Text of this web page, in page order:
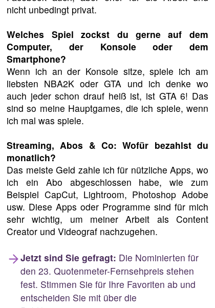
nicht unbedingt privat.
Welches Spiel zockst du gerne auf dem
Computer, der Konsole oder dem
Smartphone?
Wenn ich an der Konsole sitze, spiele ich am
liebsten NBA2K oder GTA und ich denke wo
auch jeder schon drauf heiß ist, ist GTA 6! Das
sind so meine Hauptgames, die ich spiele, wenn
ich mal was spiele.
Streaming, Abos & Co: Wofür bezahlst du
monatlich?
Das meiste Geld zahle ich für nützliche Apps, wo
ich ein Abo abgeschlossen habe, wie zum
Beispiel CapCut, Lightroom, Photoshop Adobe
usw. Diese Apps oder Programme sind für mich
sehr wichtig, um meiner Arbeit als Content
Creator und Videograf nachzugehen.
Jetzt sind Sie gefragt: Die Nominierten für
den 23. Quotenmeter-Fernsehpreis stehen
fest. Stimmen Sie für Ihre Favoriten ab und
entscheiden Sie mit über die